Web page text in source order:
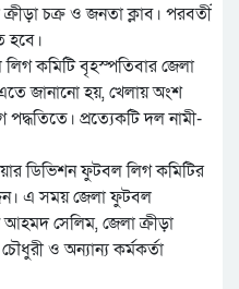
চক্র ও জনতা ক্লাব। পরবর্তী
হবে।
কমিটি বৃহস্পতিবার জেলা
জানানো হয়, খেলায় অংশ
পদ্ধতিতে। প্রত্যেকটি দল নামী-
ডিভিশন ফুটবল লিগ কমিটির
এ সময় জেলা ফুটবল
আহমদ সেলিম, জেলা ক্রীড়া
ও অন্যান্য কর্মকর্তা